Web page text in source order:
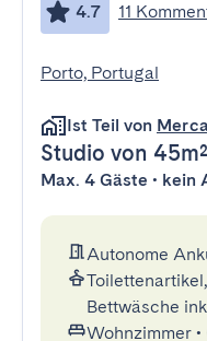
4.7 11
Porto, Portugal
Ist Teil von
Studio von 45m²
Max. 4 Gäste • kein
Autonome
Bettwäsche
Wohnzimmer •